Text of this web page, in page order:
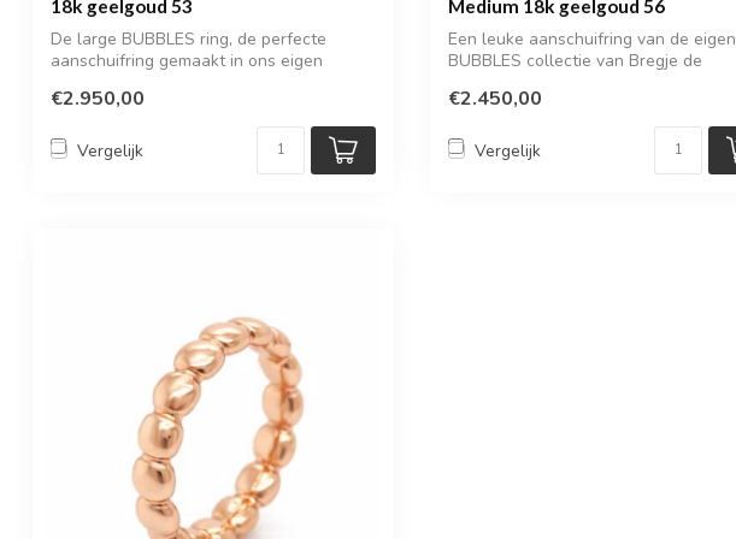
18k geelgoud 53
De large BUBBLES ring, de perfecte
aanschuifring gemaakt in ons eigen
€2.950,00
Vergelijk
Medium 18k geelgoud 56
Een leuke aanschuifring van de eigen
BUBBLES collectie van Bregje de
€2.450,00
Vergelijk